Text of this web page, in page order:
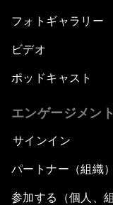
フォトギャラリー
ビデオ
ポッドキャスト
エンゲージメント
サインイン
パートナー（組織
参加する（個人、組